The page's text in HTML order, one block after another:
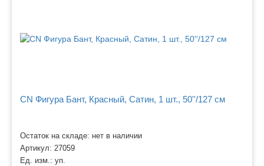
CN Фигура Бант, Красный, Сатин, 1 шт., 50''/127 см
Остаток на складе: нет в наличии
Артикул: 27059
Ед. изм.: уп.